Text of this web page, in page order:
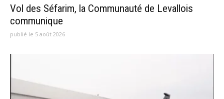
Vol des Séfarim, la Communauté de Levallois
communique
publié le 5 août 2026